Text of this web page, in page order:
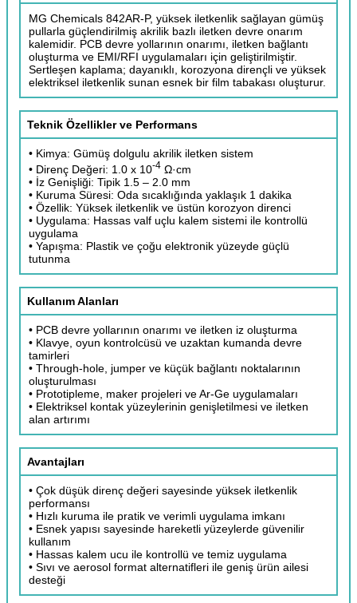
MG Chemicals 842AR-P, yüksek iletkenlik sağlayan gümüş
pullarla güçlendirilmiş akrilik bazlı iletken devre onarım
kalemidir. PCB devre yollarının onarımı, iletken bağlantı
oluşturma ve EMI/RFI uygulamaları için geliştirilmiştir.
Sertleşen kaplama; dayanıklı, korozyona dirençli ve yüksek
elektriksel iletkenlik sunan esnek bir film tabakası oluşturur.
Teknik Özellikler ve Performans
• Kimya: Gümüş dolgulu akrilik iletken sistem
• Direnç Değeri: 1.0 x 10-4 Ω·cm
• İz Genişliği: Tipik 1.5 – 2.0 mm
• Kuruma Süresi: Oda sıcaklığında yaklaşık 1 dakika
• Özellik: Yüksek iletkenlik ve üstün korozyon direnci
• Uygulama: Hassas valf uçlu kalem sistemi ile kontrollü
uygulama
• Yapışma: Plastik ve çoğu elektronik yüzeyde güçlü
tutunma
Kullanım Alanları
• PCB devre yollarının onarımı ve iletken iz oluşturma
• Klavye, oyun kontrolcüsü ve uzaktan kumanda devre
tamirleri
• Through-hole, jumper ve küçük bağlantı noktalarının
oluşturulması
• Prototipleme, maker projeleri ve Ar-Ge uygulamaları
• Elektriksel kontak yüzeylerinin genişletilmesi ve iletken
alan artırımı
Avantajları
• Çok düşük direnç değeri sayesinde yüksek iletkenlik
performansı
• Hızlı kuruma ile pratik ve verimli uygulama imkanı
• Esnek yapısı sayesinde hareketli yüzeylerde güvenilir
kullanım
• Hassas kalem ucu ile kontrollü ve temiz uygulama
• Sıvı ve aerosol format alternatifleri ile geniş ürün ailesi
desteği